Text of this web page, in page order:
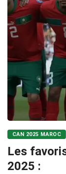
CAN 2025 MAROC
Les
2025 :